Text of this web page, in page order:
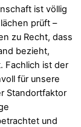
ist völlig
prüft –
zu Recht, dass
bezieht,
Fachlich ist der
für unsere
Standortfaktor
und